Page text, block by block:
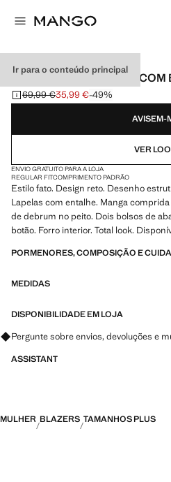
Ir para o conteúdo principal
BLAZER DE FATO RETO
Preço inicial riscado [69,99 € ]
69,99 €
Preço atual [35,99 € ]
35,99 €-49%
Selecione uma cor
AVISEM-
VER
ENVIO GRATUITO PARA A LOJA
REGULAR FITCOMPRIMENTO PADRÃO
Estilo fato. Design reto. Desenho
Lapelas com entalhe. Manga
de debrum no peito. Dois bolsos de
botão. Forro interior. Total look.
PORMENORES, COMPOSIÇÃO E
MEDIDAS
DISPONIBILIDADE EM LOJA
Pergunte sobre envios, devoluções e
ASSISTANT
MULHER BLAZERS TAMANHOS PLUS